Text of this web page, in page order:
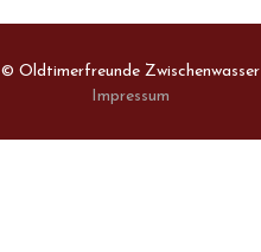
© Oldtimerfreunde Zwischenwasser
Impressum